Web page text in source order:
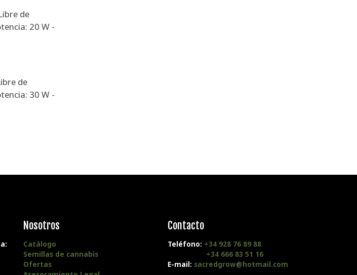
de
20 W -
de
30 W -
Nosotros
Catálogo
Semillas de cannabis
Ofertas
Contacto
Teléfono: +34 928 76 89 88
+34 666 83 51 16
E-mail: sacredgrow@hotmail.com